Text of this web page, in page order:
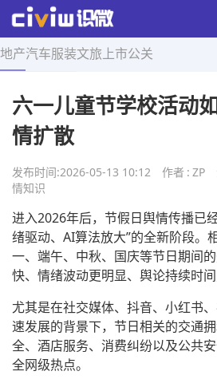
地产汽车服装文旅 上市公关
首页 > 舆情知识 > 正文
六一儿童节学校活动
情扩散
发布时间:2026-05-13 10:12 作者 : ZP
情知识
进入2026年后，节假日舆情传播已
绪驱动、AI算法放大”的全新阶段。
一、端午、中秋、国庆等节日期间
快、情绪波动更明显、舆论持续时间
尤其是在社交媒体、抖音、小红书、
速发展的背景下，节日相关的交通
全、酒店服务、消费纠纷以及公共
全网级热点。